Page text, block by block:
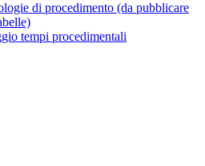
di procedimento (da pubblicare
tempi procedimentali